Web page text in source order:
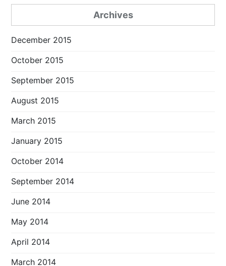
Archives
December 2015
October 2015
September 2015
August 2015
March 2015
January 2015
October 2014
September 2014
June 2014
May 2014
April 2014
March 2014